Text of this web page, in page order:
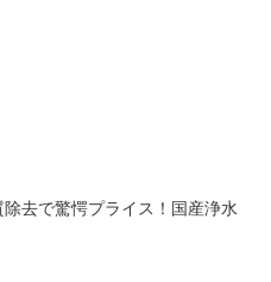
去で驚愕プライス！国産浄水